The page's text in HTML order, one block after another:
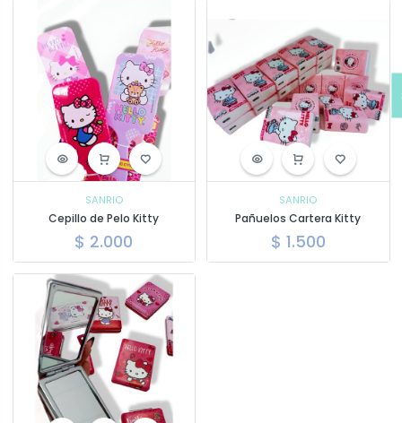
SANRIO
Cepillo de Pelo Kitty
$ 2.000
SANRIO
Pañuelos Cartera Kitty
$ 1.500